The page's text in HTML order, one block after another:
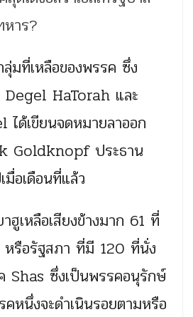
มที่เหลือของพรรค ซึ่ง
HaTorah และ
ด้เขียนจดหมายลาออก
Goldknopf ประธาน
มื่อเดือนที่แล้ว
ฮูเหลือเสียงข้างมาก 61 ที่
หรือรัฐสภา ที่มี 120 ที่นั่ง
Shas ซึ่งเป็นพรรคอนุรักษ์
หนึ่งจะดำเนินรอยตามหรือ